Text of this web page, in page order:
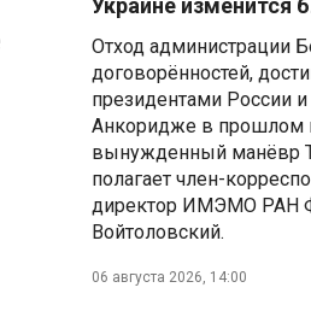
Белгородской
Геленджиком
Пять месяцев
позиции: боец с
отбивал атаки
дронов
Безопасность в
Украине изменится
Отход администрации
договорённостей,
президентами России
Анкоридже в прошлом
вынужденный манёвр
полагает член-
директор ИМЭМО РАН
Войтоловский.
06 августа 2026, 14:00